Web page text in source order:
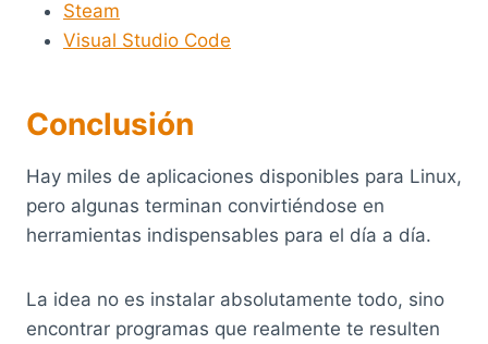
Steam
Visual Studio Code
Conclusión
Hay miles de aplicaciones disponibles para Linux,
pero algunas terminan convirtiéndose en
herramientas indispensables para el día a día.
La idea no es instalar absolutamente todo, sino
encontrar programas que realmente te resulten